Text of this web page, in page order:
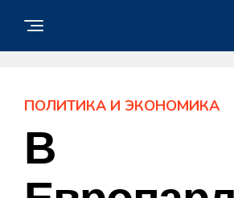
ПОЛИТИКА И ЭКОНОМИКА
В